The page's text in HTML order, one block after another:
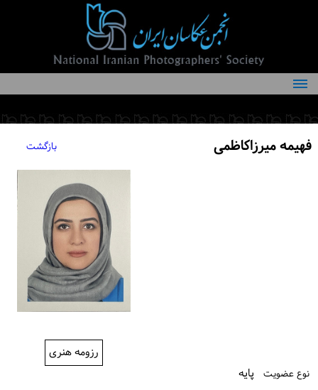
درباره انجمن
کمیته‌های انجمن
اعضاء انجمنفهیمه میرزاکاظمی بازگشت
رزومه هنری
نوع عضویت پایه